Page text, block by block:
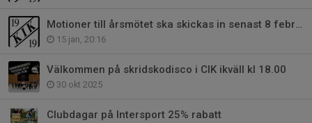
Motioner till årsmötet ska skickas in senast 8 februari
15 jan, 20:16
Välkommen på skridskodisco i CIK ikväll kl 18.00
30 okt 2025
Clubdagar på Intersport 25% rabatt